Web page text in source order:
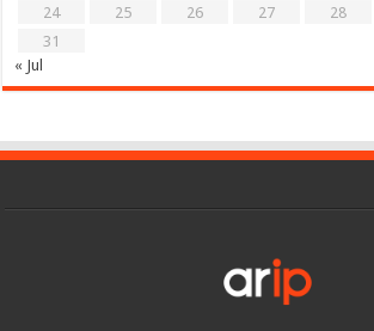
24
25 26 27 28
31
« Jul